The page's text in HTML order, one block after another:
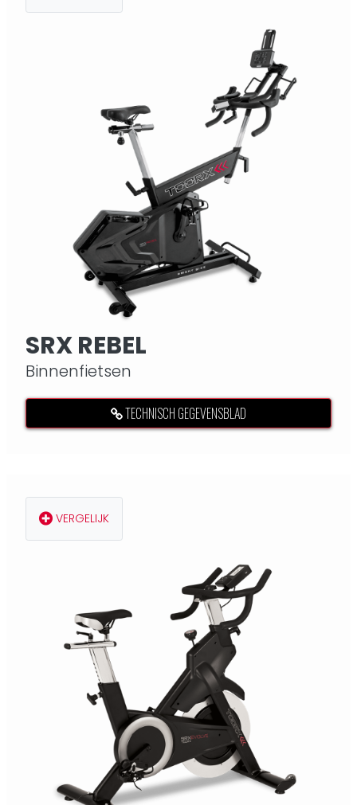
SRX REBEL
Binnenfietsen
TECHNISCH GEGEVENSBLAD
VERGELIJK